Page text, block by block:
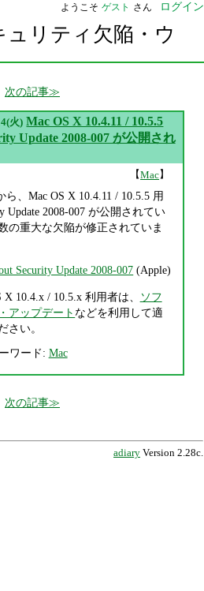
ようこそ ゲスト さん ログイン
リティ欠陥・ウ
次の記事
火) Mac OS X 10.4.11 / 10.5.5
Update 2008-007 が公開され
【Mac】
ら、Mac OS X 10.4.11 / 10.5.5 用
Update 2008-007 が公開されてい
の重大な欠陥が修正されていま
Security Update 2008-007 (Apple)
X 10.4.x / 10.5.x 利用者は、
ソフ
アップデート などを利用して適
さい。
ワード: Mac
次の記事
adiary Version 2.28c.